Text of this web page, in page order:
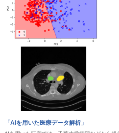
「AIを用いた医療データ解析」